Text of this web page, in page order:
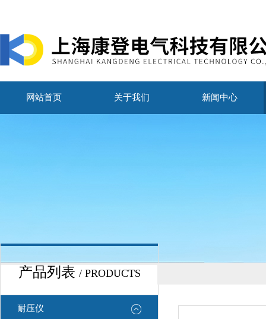
网站首页 关于我们 新闻中心
产品列表 / PRODUCTS
耐压仪